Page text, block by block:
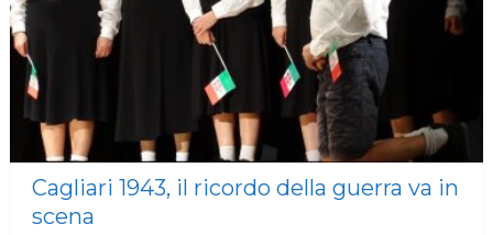
Cagliari 1943, il ricordo della guerra va in
scena